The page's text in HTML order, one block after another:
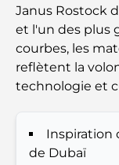
Les
votre guide
Les
mélange de
Dubaï
Janus Rostock
et l'un des plus
courbes, les
reflètent la
technologie et
Inspiration
de Dubaï